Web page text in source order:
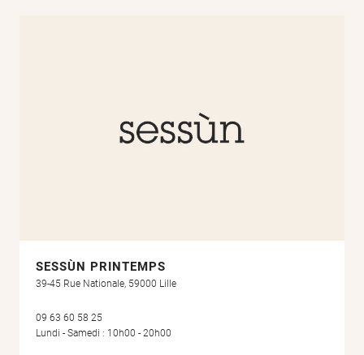
SESSÙN PRINTEMPS
39-45 Rue Nationale, 59000 Lille
09 63 60 58 25
Lundi - Samedi : 10h00 - 20h00